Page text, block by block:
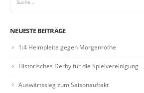
NEUESTE BEITRÄGE
1:4 Heimpleite gegen Morgenröthe
Historisches Derby für die Spielvereinigung
Auswärtssieg zum Saisonauftakt